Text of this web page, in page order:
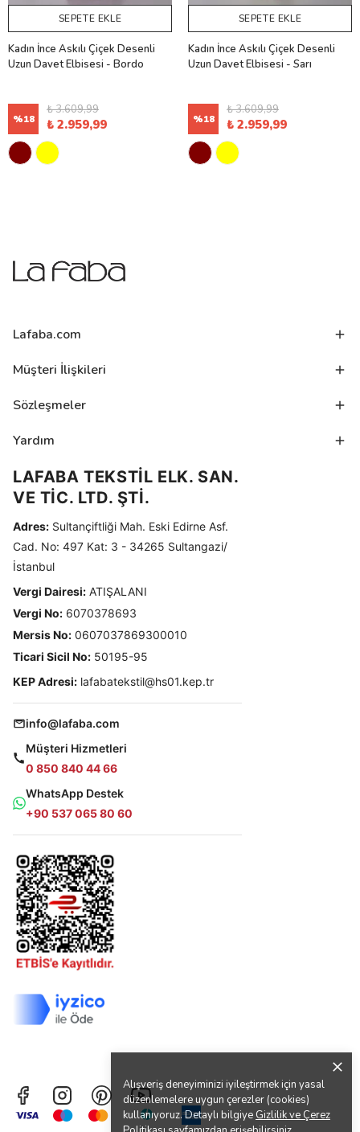
Alışveriş deneyiminizi iyileştirmek için yasal
düzenlemelere uygun çerezler (cookies)
kullanıyoruz. Detaylı bilgiye Gizlilik ve Çerez
SEPETE EKLE
Kadın İnce Askılı Çiçek Desenli
Uzun Davet Elbisesi - Bordo
%18
₺ 3.609,99
₺ 2.959,99
SEPETE EKLE
Kadın İnce Askılı Çiçek Desenli
Uzun Davet Elbisesi - Sarı
%18
₺ 3.609,99
₺ 2.959,99
Lafaba.com
Müşteri İlişkileri
Sözleşmeler
Yardım
LAFABA TEKSTİL ELK. SAN.
VE TİC. LTD. ŞTİ.
Adres: Sultançiftliği Mah. Eski Edirne Asf.
Cad. No: 497 Kat: 3 - 34265 Sultangazi/
İstanbul
Vergi Dairesi: ATIŞALANI
Vergi No: 6070378693
Mersis No: 0607037869300010
Ticari Sicil No: 50195-95
KEP Adresi: lafabatekstil@hs01.kep.tr
info@lafaba.com
Müşteri Hizmetleri
0 850 840 44 66
WhatsApp Destek
+90 537 065 80 60